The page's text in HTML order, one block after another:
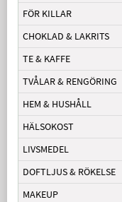
FÖR KILLAR
CHOKLAD & LAKRITS
TE & KAFFE
TVÅLAR & RENGÖRING
HEM & HUSHÅLL
HÄLSOKOST
LIVSMEDEL
DOFTLJUS & RÖKELSE
MAKEUP